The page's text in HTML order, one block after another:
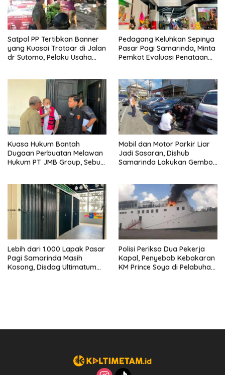
Satpol PP Tertibkan Banner
yang Kuasai Trotoar di Jalan
dr Sutomo, Pelaku Usaha
Pedagang Keluhkan Sepinya
Pasar Pagi Samarinda, Minta
Pemkot Evaluasi Penataan
Kuasa Hukum Bantah
Dugaan Perbuatan Melawan
Hukum PT JMB Group, Sebut
Mobil dan Motor Parkir Liar
Jadi Sasaran, Dishub
Samarinda Lakukan Gembok
Lebih dari 1.000 Lapak Pasar
Pagi Samarinda Masih
Kosong, Disdag Ultimatum
Polisi Periksa Dua Pekerja
Kapal, Penyebab Kebakaran
KM Prince Soya di Pelabuhan